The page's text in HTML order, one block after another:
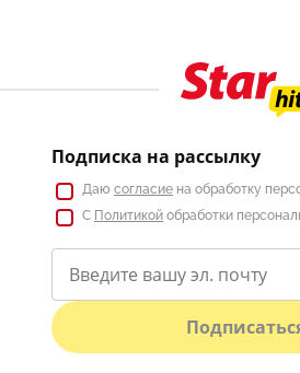
Подписка на рассылку
Даю согласие на обработку
С Политикой обработки